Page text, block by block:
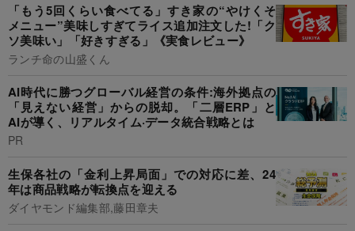
「もう5回くらい食べてる」すき家の“やけくそ
メニュー”美味しすぎてライス追加注文した!「ク
ソ美味い」「好きすぎる」《実食レビュー》
ランチ命の山盛くん
AI時代に勝つグローバル経営の条件:海外拠点の
「見えない経営」からの脱却。「二層ERP」と
AIが導く、リアルタイム·データ統合戦略とは
PR
生保各社の「金利上昇局面」での対応に差、24
年は商品戦略が転換点を迎える
ダイヤモンド編集部,藤田章夫